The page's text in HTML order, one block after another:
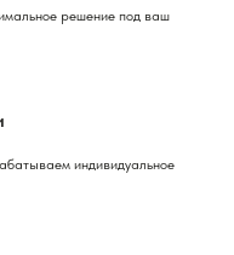
решение под ваш
индивидуальное